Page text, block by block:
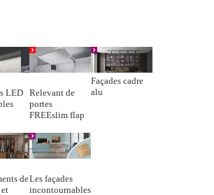
LED Relevant de
portes
FREEslim flap
Façades cadre
alu
deLes façades
incontournables